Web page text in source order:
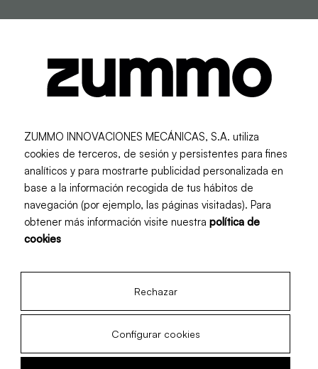
ZUMMO INNOVACIONES MECÁNICAS, S.A. utiliza
cookies de terceros, de sesión y persistentes para fines
analíticos y para mostrarte publicidad personalizada en
base a la información recogida de tus hábitos de
navegación (por ejemplo, las páginas visitadas). Para
obtener más información visite nuestra política de
cookies
Rechazar
Configurar cookies